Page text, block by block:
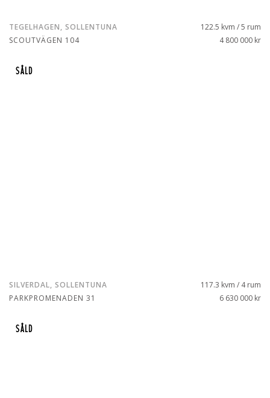
TEGELHAGEN, SOLLENTUNA
SCOUTVÄGEN 104
122.5 kvm / 5 rum
4 800 000 kr
SÅLD
SILVERDAL, SOLLENTUNA
PARKPROMENADEN 31
117.3 kvm / 4 rum
6 630 000 kr
SÅLD